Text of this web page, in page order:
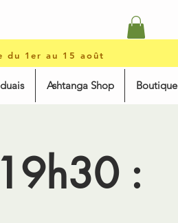
du 1er au 15 août
Ashtanga Shop Boutique
: